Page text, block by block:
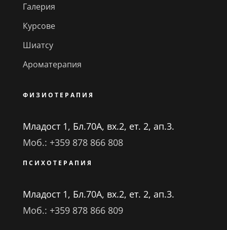
Галерия
Курсове
Шиатсу
Ароматерапия
ФИЗИОТЕРАПИЯ
Младост 1, Бл.70А, вх.2, ет. 2, ап.3.
Моб.: +359 878 866 808
ПСИХОТЕРАПИЯ
Младост 1, Бл.70А, вх.2, ет. 2, ап.3.
Моб.: +359 878 866 809